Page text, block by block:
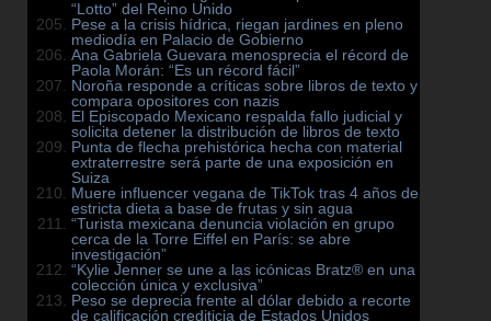
“Lotto” del Reino Unido
Pese a la crisis hídrica, riegan jardines en pleno
mediodía en Palacio de Gobierno
Ana Gabriela Guevara menosprecia el récord de
Paola Morán: “Es un récord fácil”
Noroña responde a críticas sobre libros de texto y
compara opositores con nazis
El Episcopado Mexicano respalda fallo judicial y
solicita detener la distribución de libros de texto
Punta de flecha prehistórica hecha con material
extraterrestre será parte de una exposición en
Suiza
Muere influencer vegana de TikTok tras 4 años de
estricta dieta a base de frutas y sin agua
“Turista mexicana denuncia violación en grupo
cerca de la Torre Eiffel en París: se abre
investigación”
“Kylie Jenner se une a las icónicas Bratz® en una
colección única y exclusiva”
Peso se deprecia frente al dólar debido a recorte
de calificación crediticia de Estados Unidos